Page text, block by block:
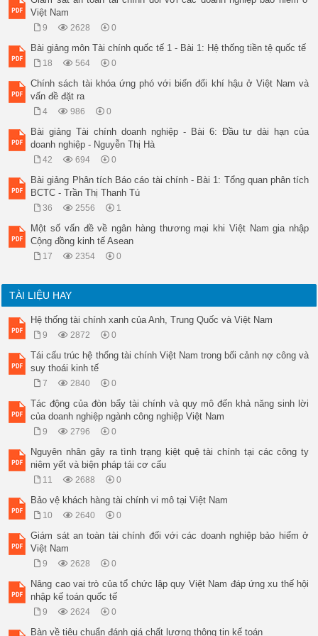
Việt Nam
9 2628 0
Bài giảng môn Tài chính quốc tế 1 - Bài 1: Hệ thống tiền tệ quốc tế
18 564 0
Chính sách tài khóa ứng phó với biến đổi khí hậu ở Việt Nam và
vấn đề đặt ra
4 986 0
Bài giảng Tài chính doanh nghiệp - Bài 6: Đầu tư dài hạn của
doanh nghiệp - Nguyễn Thị Hà
42 694 0
Bài giảng Phân tích Báo cáo tài chính - Bài 1: Tổng quan phân tích
BCTC - Trần Thị Thanh Tú
36 2556 1
Một số vấn đề về ngân hàng thương mại khi Việt Nam gia nhập
Cộng đồng kinh tế Asean
17 2354 0
TÀI LIỆU HAY
Hệ thống tài chính xanh của Anh, Trung Quốc và Việt Nam
9 2872 0
Tái cấu trúc hệ thống tài chính Việt Nam trong bối cảnh nợ công và
suy thoái kinh tế
7 2840 0
Tác động của đòn bẩy tài chính và quy mô đến khả năng sinh lời
của doanh nghiệp ngành công nghiệp Việt Nam
9 2796 0
Nguyên nhân gây ra tình trạng kiệt quệ tài chính tại các công ty
niêm yết và biện pháp tái cơ cấu
11 2688 0
Bảo vệ khách hàng tài chính vi mô tại Việt Nam
10 2640 0
Giám sát an toàn tài chính đối với các doanh nghiệp bảo hiểm ở
Việt Nam
9 2628 0
Nâng cao vai trò của tổ chức lập quy Việt Nam đáp ứng xu thế hội
nhập kế toán quốc tế
9 2624 0
Bàn về tiêu chuẩn đánh giá chất lượng thông tin kế toán